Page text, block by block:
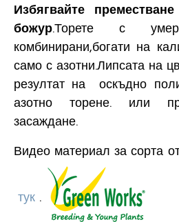
Избягвайте
божур.Торете с
комбинирани,богати на
само с азотни.Липсата на
резултат на оскъдно
азотно торене. или
засаждане.
Видео материал за сорта
тук .